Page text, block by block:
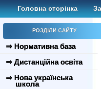
Головна сторінка
РОЗДІЛИ САЙТУ
⇒ Нормативна база
⇒ Дистанційна освіта
⇒ Нова українська
школа